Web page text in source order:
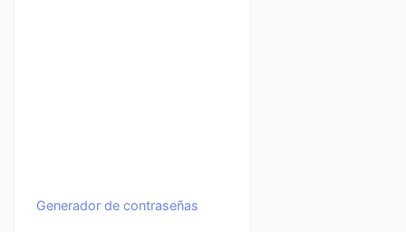
Generador de contraseñas